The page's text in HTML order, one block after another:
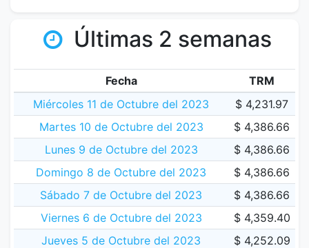
Últimas 2 semanas
Fecha
TRM
Miércoles 11 de Octubre del 2023
$ 4,231.97
Martes 10 de Octubre del 2023
$ 4,386.66
Lunes 9 de Octubre del 2023
$ 4,386.66
Domingo 8 de Octubre del 2023
$ 4,386.66
Sábado 7 de Octubre del 2023
$ 4,386.66
Viernes 6 de Octubre del 2023
$ 4,359.40
Jueves 5 de Octubre del 2023
$ 4,252.09